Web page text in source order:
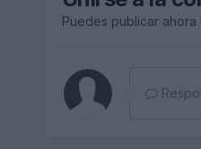
Puedes publicar ahora